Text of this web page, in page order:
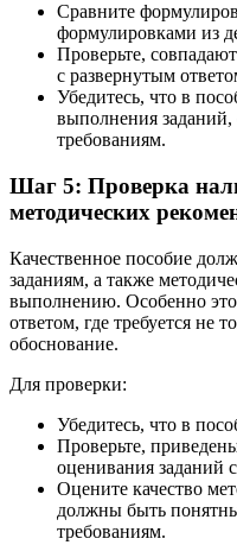
Сравните
формулировками из
Проверьте,
с развернутым
Убедитесь, что в
выполнения
требованиям.
Шаг 5: Проверка
методических
Качественное пособие
заданиям, а также
выполнению. Особенно
ответом, где требуется не
обоснование.
Для проверки:
Убедитесь, что в
Проверьте,
оценивания заданий
Оцените качество
должны быть
требованиям.